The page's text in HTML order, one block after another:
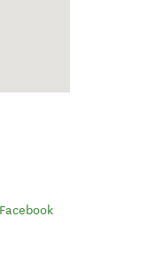
Facebook